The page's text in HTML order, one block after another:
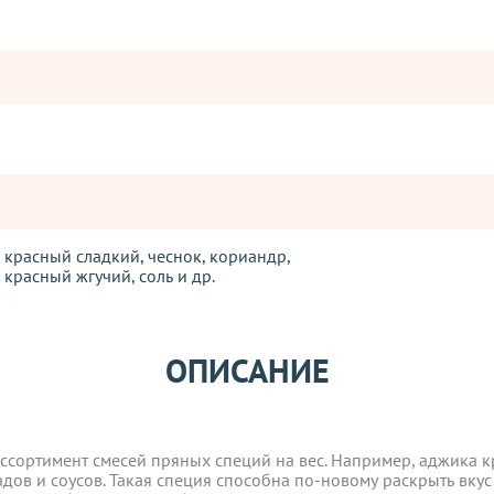
сладкий, чеснок, кориандр,
жгучий, соль и др.
смесей пряных специй на вес. Например, аджика
и соусов. Такая специя способна по-новому раскрыть
с категории " ОПТ", отправляются за счет клиента!
оплаты.
ОПИСАНИЕ
смесей пряных специй на вес. Например, аджика
и соусов. Такая специя способна по-новому раскрыть